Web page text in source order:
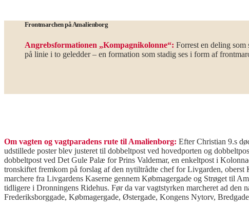
Frontmarchen på Amalienborg
Angrebsformationen „Kompagnikolonne“: Forrest en deling
på linie i to geledder – en formation som stadig ses i form af
Om vagten og vagtparadens rute til Amalienborg: Efter Christian 9.s
udstillede poster blev justeret til dobbeltpost ved hovedporten og
dobbeltpost ved Det Gule Palæ for Prins Valdemar, en enkeltpost i
tronskiftet fremkom på forslag af den nytiltrådte chef for Livgarden,
marchere fra Livgardens Kaserne gennem Købmagergade og Strøget til
tidligere i Dronningens Ridehus. Før da var vagtstyrken marcheret ad den
Frederiksborggade, Købmagergade, Østergade, Kongens Nytorv,